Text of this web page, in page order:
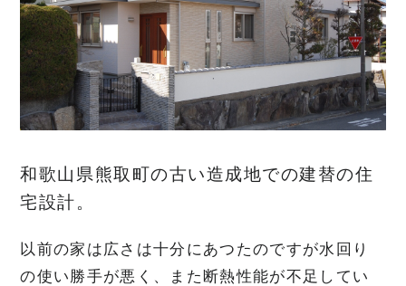
和歌山県熊取町の古い造成地での建替の住
宅設計。
以前の家は広さは十分にあつたのですが水回り
の使い勝手が悪く、また断熱性能が不足してい
FEATURE 私たちの家づくり
FLOW 家づくりの流れ
NEWS お知らせ
MODEL HOUSE モデルハウスのご案内